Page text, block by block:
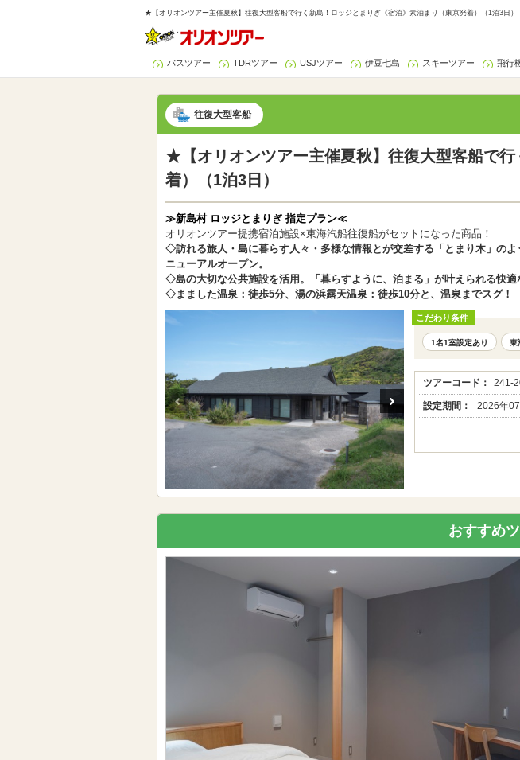
★【オリオンツアー主催夏秋】往復大型客船で行く新島！ロッジとまりぎ《宿泊》素泊まり（東京発着）（1泊3日
バスツアー TDRツアー USJツアー 伊豆七島 スキーツアー 飛行
往復大型客船
★【オリオンツアー主催夏秋】往復大型客船で
着）（1泊3日）
≫新島村 ロッジとまりぎ 指定プラン≪
オリオンツアー提携宿泊施設×東海汽船往復船がセットになった商品！
◇訪れる旅人・島に暮らす人々・多様な情報とが交差する「とまり木」の
ニューアルオープン。
◇島の大切な公共施設を活用。「暮らすように、泊まる」が叶えられる快適
◇まました温泉：徒歩5分、湯の浜露天温泉：徒歩10分と、温泉までスグ！
こだわり条件
1名1室設定あり 東
ツアーコード： 241-
設定期間： 2026年
おすすめ